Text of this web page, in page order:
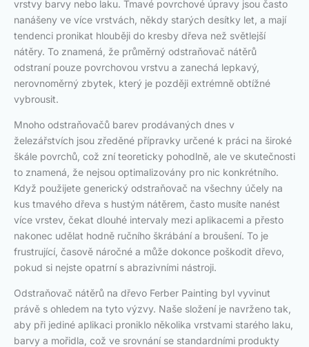
vrstvy barvy nebo laku. Tmavé povrchové úpravy jsou často
nanášeny ve více vrstvách, někdy starých desítky let, a mají
tendenci pronikat hlouběji do kresby dřeva než světlejší
nátěry. To znamená, že průměrný odstraňovač nátěrů
odstraní pouze povrchovou vrstvu a zanechá lepkavý,
nerovnoměrný zbytek, který je později extrémně obtížné
vybrousit.
Mnoho odstraňovačů barev prodávaných dnes v
železářstvích jsou zředěné přípravky určené k práci na široké
škále povrchů, což zní teoreticky pohodlně, ale ve skutečnosti
to znamená, že nejsou optimalizovány pro nic konkrétního.
Když použijete generický odstraňovač na všechny účely na
kus tmavého dřeva s hustým nátěrem, často musíte nanést
více vrstev, čekat dlouhé intervaly mezi aplikacemi a přesto
nakonec udělat hodně ručního škrábání a broušení. To je
frustrující, časově náročné a může dokonce poškodit dřevo,
pokud si nejste opatrní s abrazivními nástroji.
Odstraňovač nátěrů na dřevo Ferber Painting byl vyvinut
právě s ohledem na tyto výzvy. Naše složení je navrženo tak,
aby při jediné aplikaci proniklo několika vrstvami starého laku,
barvy a mořidla, což ve srovnání se standardními produkty